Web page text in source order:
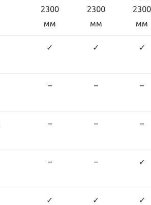
2300
мм
2300
мм
2300
мм
✓ ✓ ✓
– – –
– – –
– – ✓
✓ ✓ ✓